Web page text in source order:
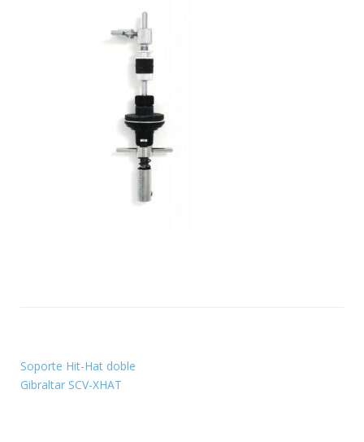
Soporte Hit-Hat doble
Gibraltar SCV-XHAT